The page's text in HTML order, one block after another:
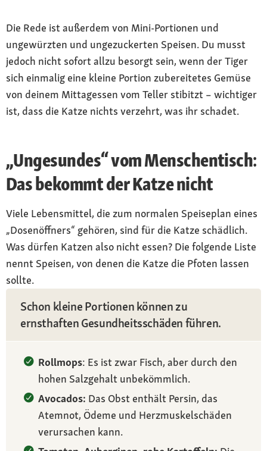
Die Rede ist außerdem von Mini-Portionen und
ungewürzten und ungezuckerten Speisen. Du musst
jedoch nicht sofort allzu besorgt sein, wenn der Tiger
sich einmalig eine kleine Portion zubereitetes Gemüse
von deinem Mittagessen vom Teller stibitzt – wichtiger
ist, dass die Katze nichts verzehrt, was ihr schadet.
„Ungesundes“ vom Menschentisch:
Das bekommt der Katze nicht
Viele Lebensmittel, die zum normalen Speiseplan eines
„Dosenöffners“ gehören, sind für die Katze schädlich.
Was dürfen Katzen also nicht essen? Die folgende Liste
nennt Speisen, von denen die Katze die Pfoten lassen
sollte.
Schon kleine Portionen können zu
ernsthaften Gesundheitsschäden führen.
Rollmops: Es ist zwar Fisch, aber durch den
hohen Salzgehalt unbekömmlich.
Avocados: Das Obst enthält Persin, das
Atemnot, Ödeme und Herzmuskelschäden
verursachen kann.